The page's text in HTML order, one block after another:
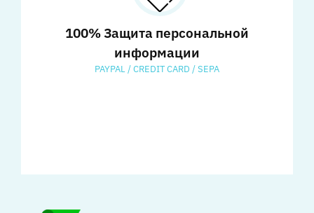
100% Защита персональной
информации
PAYPAL / CREDIT CARD / SEPA